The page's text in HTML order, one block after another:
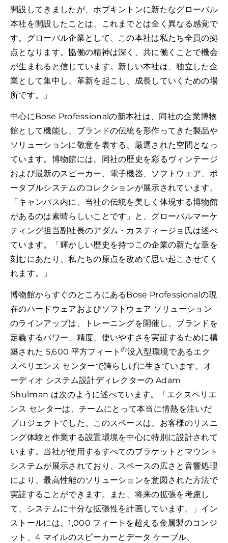
開設してきましたが、ホプキントンに新たなグローバル
本社を開設したことは、これまでとは全く異なる感覚で
す。グローバル企業として、この本社は私たち全員の拠
点となります。協働の精神は深く、共に働くことで機会
が生まれると信じています。新しい本社は、独立した企
業として集中し、革新を起こし、成長していくための場
所です。」
中心にBose Professionalの新本社は、同社の企業博物
館として機能し、ブランドの伝統を形作ってきた製品や
ソリューションに敬意を表する、厳選された空間となっ
ています。博物館には、同社の歴史を彩るヴィンテージ
および最新のスピーカー、電子機器、ソフトウェア、ポ
ータブルシステムのコレクションが展示されています。
「キャンパス内に、当社の伝統を美しく体現する博物館
があるのは素晴らしいことです」と、グローバルマーケ
ティング担当副社長のアダム・カスティージョ氏は述べ
ています。「輝かしい歴史を持つこの企業の新たな章を
刻むにあたり、私たちの原点を改めて思い起こさせてく
れます。」
博物館からすぐのところにあるBose Professionalの現
在のハードウェアおよびソフトウェア ソリューション
のラインアップは、トレーニングを開催し、ブランドを
定義するパワー、精度、使いやすさを実証するために構
築された 5,600 平方フィートの没入型環境であるエク
スペリエンス センターで誇らしげに生きています。オ
ーディオ システム設計ディレクターの Adam
Shulman は次のように述べています。「エクスペリエ
ンス センターは、チームにとって本当に情熱を注いだ
プロジェクトでした。このスペースは、お客様のリスニ
ング体験と作業する設置環境を中心に特別に設計されて
います。当社が使用するすべてのブラケットとマウント
システムが展示されており、スペースの広さと音響処理
により、最高性能のソリューションを意図された方法で
実証することができます。また、将来の拡張を考慮し
て、システムに十分な拡張性を計画しています。」イン
ストールには、1,000 フィートを超える金属製のコンジ
ット、4 マイルのスピーカーとデータ ケーブル、